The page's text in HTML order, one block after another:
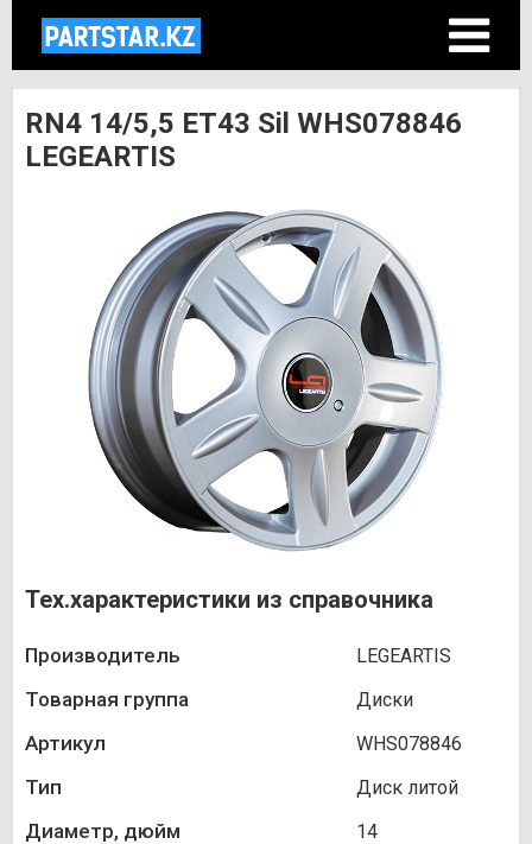
RN4 14/5,5 ET43 Sil WHS078846
LEGEARTIS
Тех.характеристики из справочника
Производитель LEGEARTIS
Товарная группа Диски
Артикул WHS078846
Тип Диск литой
Диаметр, дюйм 14